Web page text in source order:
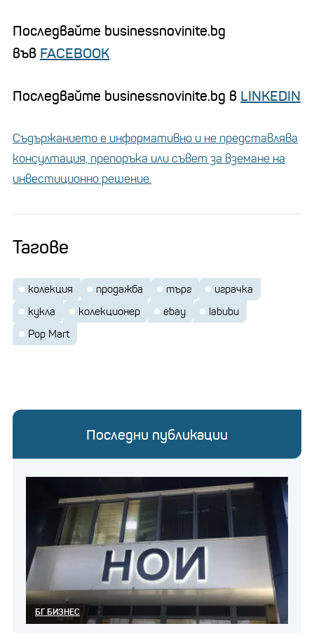
Последвайте businessnovinite.bg
във FACEBOOK
Последвайте businessnovinite.bg в LINKEDIN
Съдържанието е информативно и не представлява
консултация, препоръка или съвет за вземане на
инвестиционно решение.
Тагове
колекция продажба търг
играчка
кукла
колекционер ebay
labubu
Pop Mart
Последни публикации
БГ БИЗНЕС